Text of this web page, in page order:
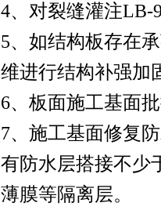
4、对裂缝灌注LB-
5、如结构板存在
维进行结构补强加
6、板面施工基面
7、施工基面修复
有防水层搭接不少
薄膜等隔离层。